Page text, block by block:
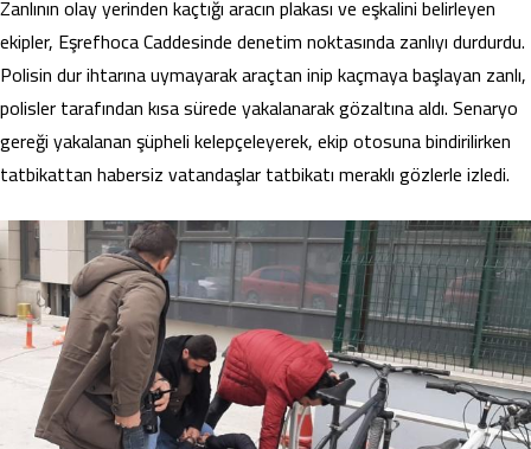
Zanlının olay yerinden kaçtığı aracın plakası ve eşkalini belirleyen
ekipler, Eşrefhoca Caddesinde denetim noktasında zanlıyı durdurdu.
Polisin dur ihtarına uymayarak araçtan inip kaçmaya başlayan zanlı,
polisler tarafından kısa sürede yakalanarak gözaltına aldı. Senaryo
gereği yakalanan şüpheli kelepçeleyerek, ekip otosuna bindirilirken
tatbikattan habersiz vatandaşlar tatbikatı meraklı gözlerle izledi.